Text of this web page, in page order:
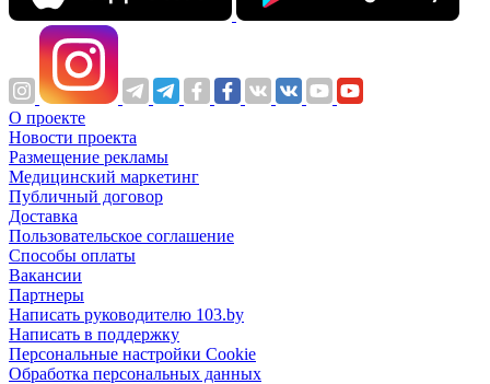
О проекте
Новости проекта
Размещение рекламы
Медицинский маркетинг
Публичный договор
Доставка
Пользовательское соглашение
Способы оплаты
Вакансии
Партнеры
Написать руководителю 103.by
Написать в поддержку
Персональные настройки Cookie
Обработка персональных данных